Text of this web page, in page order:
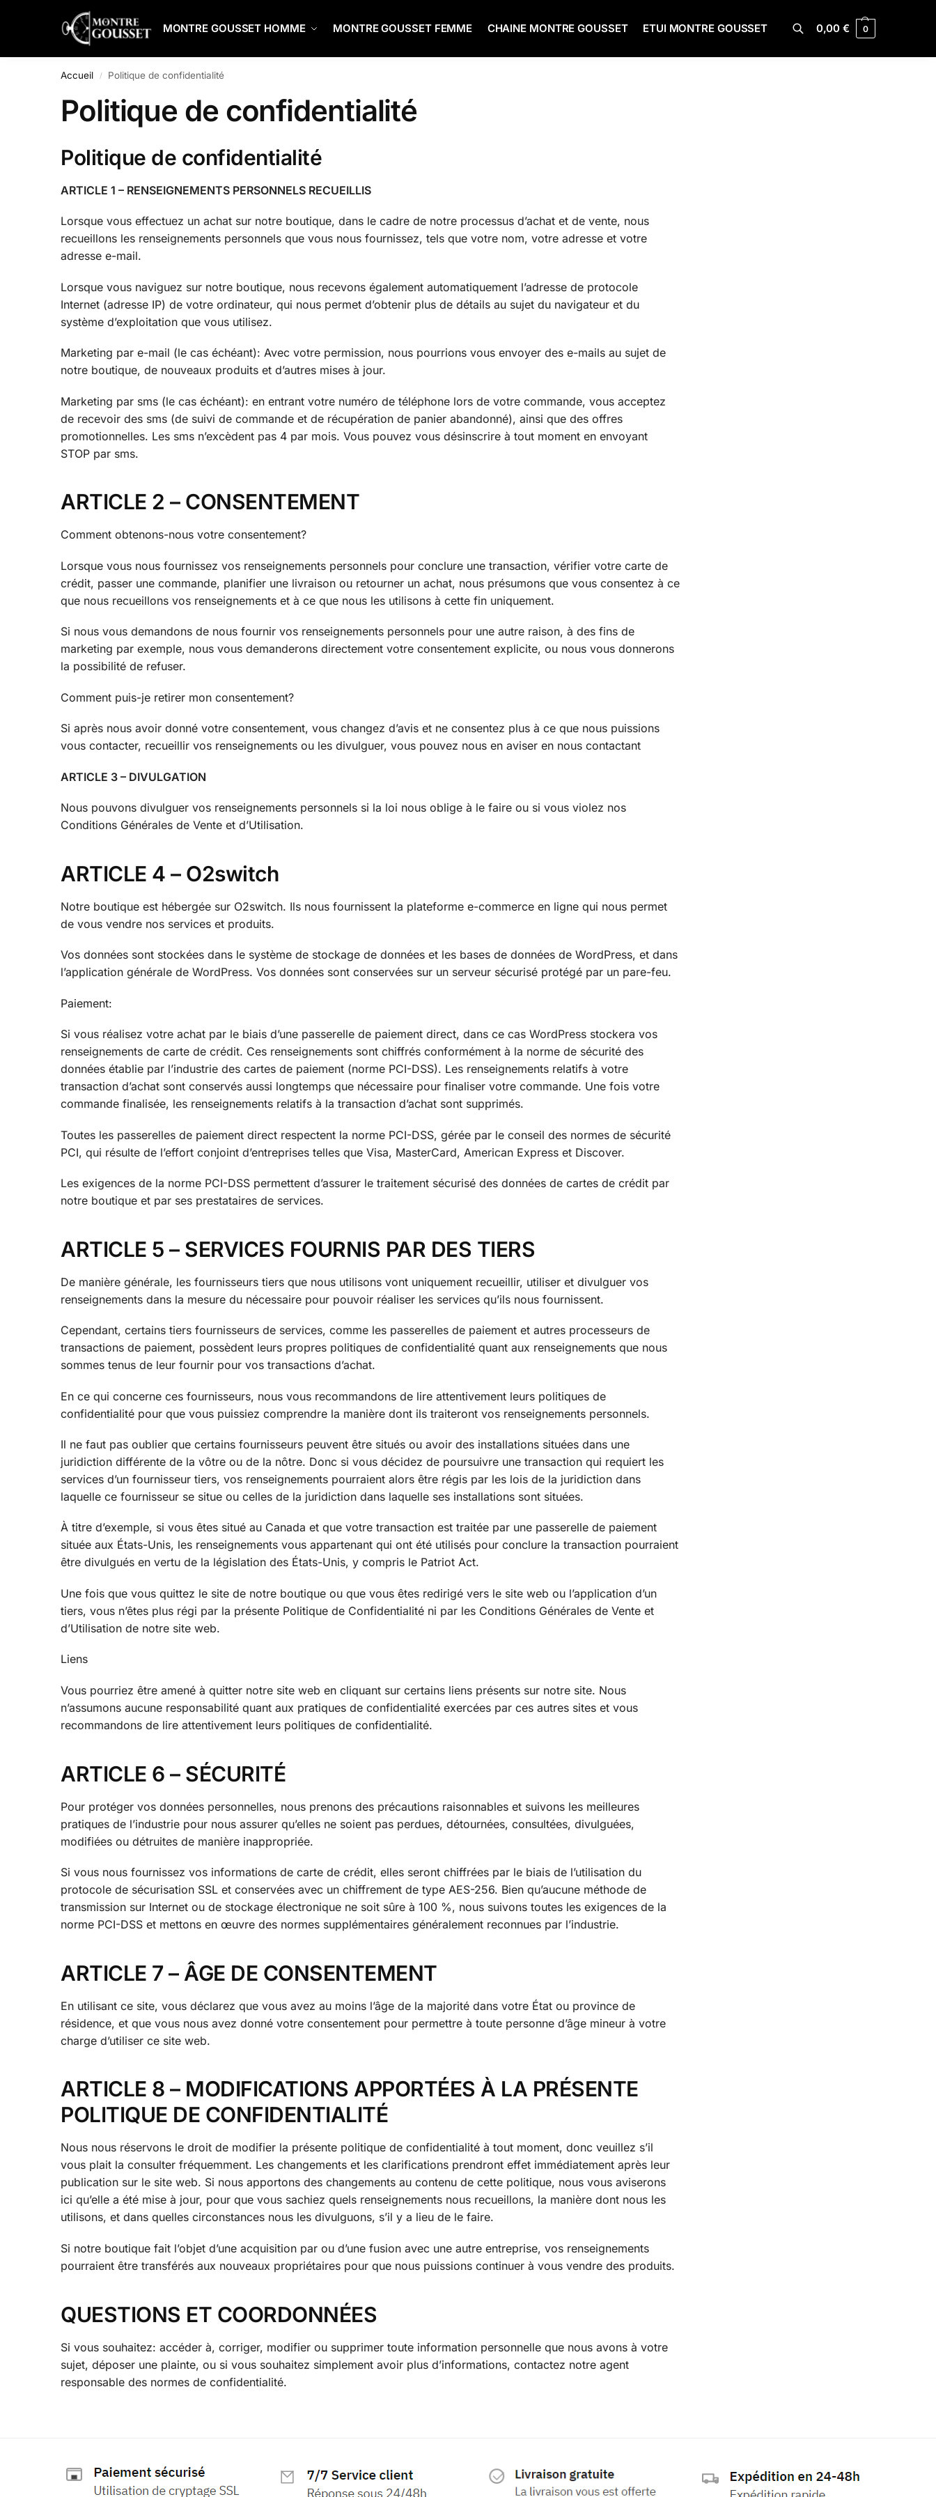
MONTRE GOUSSET HOMME MONTRE GOUSSET FEMME CHAINE MONTRE GOUSSET ETUI MONTRE GOUSSET
Search 0,00€ 0
Accueil / Politique de confidentialité
Politique de confidentialité
Politique de confidentialité
ARTICLE 1 – RENSEIGNEMENTS PERSONNELS RECUEILLIS
Lorsque vous effectuez un achat sur notre boutique, dans le cadre de notre processus d’achat et de vente, nous
recueillons les renseignements personnels que vous nous fournissez, tels que votre nom, votre adresse et votre
adresse e-mail.
Lorsque vous naviguez sur notre boutique, nous recevons également automatiquement l’adresse de protocole
Internet (adresse IP) de votre ordinateur, qui nous permet d’obtenir plus de détails au sujet du navigateur et du
système d’exploitation que vous utilisez.
Marketing par e-mail (le cas échéant): Avec votre permission, nous pourrions vous envoyer des e-mails au sujet de
notre boutique, de nouveaux produits et d’autres mises à jour.
Marketing par sms (le cas échéant): en entrant votre numéro de téléphone lors de votre commande, vous acceptez
de recevoir des sms (de suivi de commande et de récupération de panier abandonné), ainsi que des offres
promotionnelles. Les sms n’excèdent pas 4 par mois. Vous pouvez vous désinscrire à tout moment en envoyant
STOP par sms.
ARTICLE 2 – CONSENTEMENT
Comment obtenons-nous votre consentement?
Lorsque vous nous fournissez vos renseignements personnels pour conclure une transaction, vérifier votre carte de
crédit, passer une commande, planifier une livraison ou retourner un achat, nous présumons que vous consentez à ce
que nous recueillons vos renseignements et à ce que nous les utilisons à cette fin uniquement.
Si nous vous demandons de nous fournir vos renseignements personnels pour une autre raison, à des fins de
marketing par exemple, nous vous demanderons directement votre consentement explicite, ou nous vous donnerons
la possibilité de refuser.
Comment puis-je retirer mon consentement?
Si après nous avoir donné votre consentement, vous changez d’avis et ne consentez plus à ce que nous puissions
vous contacter, recueillir vos renseignements ou les divulguer, vous pouvez nous en aviser en nous contactant
ARTICLE 3 – DIVULGATION
Nous pouvons divulguer vos renseignements personnels si la loi nous oblige à le faire ou si vous violez nos
Conditions Générales de Vente et d’Utilisation.
ARTICLE 4 – O2switch
Notre boutique est hébergée sur O2switch. Ils nous fournissent la plateforme e-commerce en ligne qui nous permet
de vous vendre nos services et produits.
Vos données sont stockées dans le système de stockage de données et les bases de données de WordPress, et dans
l’application générale de WordPress. Vos données sont conservées sur un serveur sécurisé protégé par un pare-feu.
Paiement:
Si vous réalisez votre achat par le biais d’une passerelle de paiement direct, dans ce cas WordPress stockera vos
renseignements de carte de crédit. Ces renseignements sont chiffrés conformément à la norme de sécurité des
données établie par l’industrie des cartes de paiement (norme PCI-DSS). Les renseignements relatifs à votre
transaction d’achat sont conservés aussi longtemps que nécessaire pour finaliser votre commande. Une fois votre
commande finalisée, les renseignements relatifs à la transaction d’achat sont supprimés.
Toutes les passerelles de paiement direct respectent la norme PCI-DSS, gérée par le conseil des normes de sécurité
PCI, qui résulte de l’effort conjoint d’entreprises telles que Visa, MasterCard, American Express et Discover.
Les exigences de la norme PCI-DSS permettent d’assurer le traitement sécurisé des données de cartes de crédit par
notre boutique et par ses prestataires de services.
ARTICLE 5 – SERVICES FOURNIS PAR DES TIERS
De manière générale, les fournisseurs tiers que nous utilisons vont uniquement recueillir, utiliser et divulguer vos
renseignements dans la mesure du nécessaire pour pouvoir réaliser les services qu’ils nous fournissent.
Cependant, certains tiers fournisseurs de services, comme les passerelles de paiement et autres processeurs de
transactions de paiement, possèdent leurs propres politiques de confidentialité quant aux renseignements que nous
sommes tenus de leur fournir pour vos transactions d’achat.
En ce qui concerne ces fournisseurs, nous vous recommandons de lire attentivement leurs politiques de
confidentialité pour que vous puissiez comprendre la manière dont ils traiteront vos renseignements personnels.
Il ne faut pas oublier que certains fournisseurs peuvent être situés ou avoir des installations situées dans une
juridiction différente de la vôtre ou de la nôtre. Donc si vous décidez de poursuivre une transaction qui requiert les
services d’un fournisseur tiers, vos renseignements pourraient alors être régis par les lois de la juridiction dans
laquelle ce fournisseur se situe ou celles de la juridiction dans laquelle ses installations sont situées.
À titre d’exemple, si vous êtes situé au Canada et que votre transaction est traitée par une passerelle de paiement
située aux États-Unis, les renseignements vous appartenant qui ont été utilisés pour conclure la transaction pourraient
être divulgués en vertu de la législation des États-Unis, y compris le Patriot Act.
Une fois que vous quittez le site de notre boutique ou que vous êtes redirigé vers le site web ou l’application d’un
tiers, vous n’êtes plus régi par la présente Politique de Confidentialité ni par les Conditions Générales de Vente et
d’Utilisation de notre site web.
Liens
Vous pourriez être amené à quitter notre site web en cliquant sur certains liens présents sur notre site. Nous
n’assumons aucune responsabilité quant aux pratiques de confidentialité exercées par ces autres sites et vous
recommandons de lire attentivement leurs politiques de confidentialité.
ARTICLE 6 – SÉCURITÉ
Pour protéger vos données personnelles, nous prenons des précautions raisonnables et suivons les meilleures
pratiques de l’industrie pour nous assurer qu’elles ne soient pas perdues, détournées, consultées, divulguées,
modifiées ou détruites de manière inappropriée.
Si vous nous fournissez vos informations de carte de crédit, elles seront chiffrées par le biais de l’utilisation du
protocole de sécurisation SSL et conservées avec un chiffrement de type AES-256. Bien qu’aucune méthode de
transmission sur Internet ou de stockage électronique ne soit sûre à 100 %, nous suivons toutes les exigences de la
norme PCI-DSS et mettons en œuvre des normes supplémentaires généralement reconnues par l’industrie.
ARTICLE 7 – ÂGE DE CONSENTEMENT
En utilisant ce site, vous déclarez que vous avez au moins l’âge de la majorité dans votre État ou province de
résidence, et que vous nous avez donné votre consentement pour permettre à toute personne d’âge mineur à votre
charge d’utiliser ce site web.
ARTICLE 8 – MODIFICATIONS APPORTÉES À LA PRÉSENTE
POLITIQUE DE CONFIDENTIALITÉ
Nous nous réservons le droit de modifier la présente politique de confidentialité à tout moment, donc veuillez s’il
vous plait la consulter fréquemment. Les changements et les clarifications prendront effet immédiatement après leur
publication sur le site web. Si nous apportons des changements au contenu de cette politique, nous vous aviserons
ici qu’elle a été mise à jour, pour que vous sachiez quels renseignements nous recueillons, la manière dont nous les
utilisons, et dans quelles circonstances nous les divulguons, s’il y a lieu de le faire.
Si notre boutique fait l’objet d’une acquisition par ou d’une fusion avec une autre entreprise, vos renseignements
pourraient être transférés aux nouveaux propriétaires pour que nous puissions continuer à vous vendre des produits.
QUESTIONS ET COORDONNÉES
Si vous souhaitez: accéder à, corriger, modifier ou supprimer toute information personnelle que nous avons à votre
sujet, déposer une plainte, ou si vous souhaitez simplement avoir plus d’informations, contactez notre agent
responsable des normes de confidentialité.